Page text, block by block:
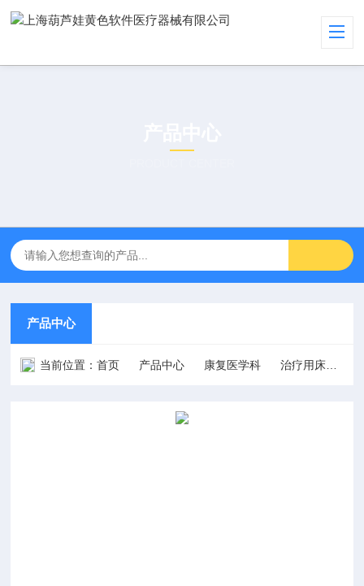
产品中心
当前位置：首页 产品中心 康复医学科 治疗用床